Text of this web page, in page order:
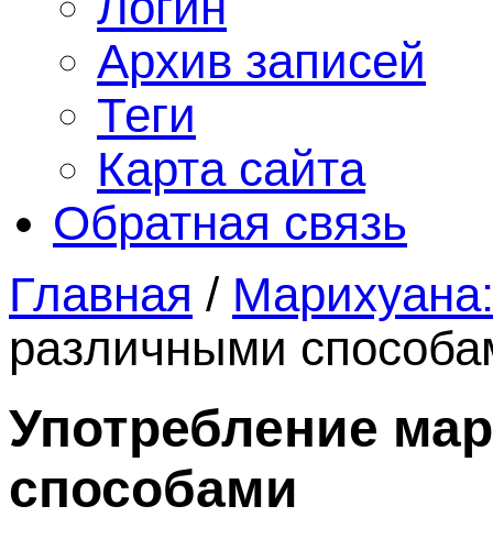
Архив записей
Теги
Карта сайта
Обратная связь
Главная /
различными
Употребление
способами